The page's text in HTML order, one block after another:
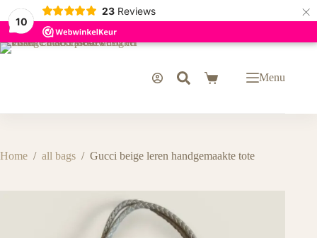
10
23 Reviews ×
Ga
WinkelwagenMenu
Home / all bags / Gucci beige leren handgemaakte tote